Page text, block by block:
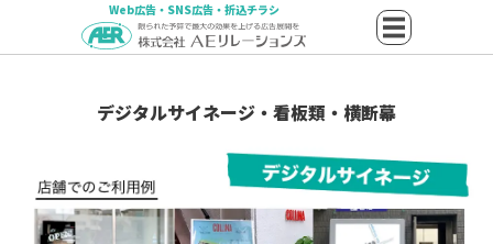
Web広告・SNS広告・折込チラシ
デジタルサイネージ・看板類・横断幕